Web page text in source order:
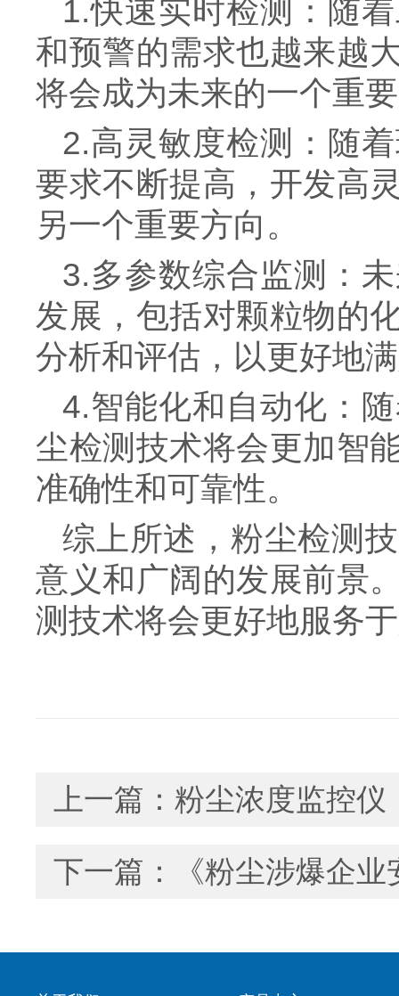
1.快速实时检测：随
和预警的需求也越来越
将会成为未来的一个重
2.高灵敏度检测：随
要求不断提高，开发高
另一个重要方向。
3.多参数综合监测：
发展，包括对颗粒物的
分析和评估，以更好地
4.智能化和自动化：
尘检测技术将会更加智
准确性和可靠性。
综上所述，粉尘检测
意义和广阔的发展前景
测技术将会更好地服务
上一篇： 粉尘浓度监控仪
下一篇： 《粉尘涉爆企